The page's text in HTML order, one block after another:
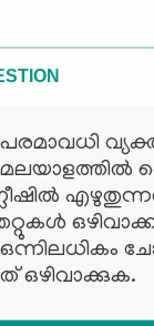
ഒഴിവാക്കുക.